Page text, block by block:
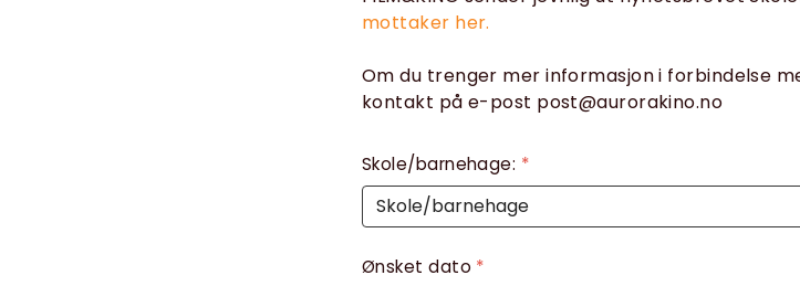
mottaker her.
Om du trenger mer informasjon i forbindelse
kontakt på e-post post@aurorakino.no
Skole/barnehage: *
Ønsket dato *